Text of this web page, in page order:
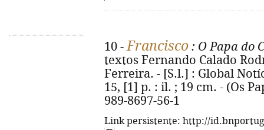
10 -Francisco : O Papa do
textos Fernando Calado
Ferreira. - [S.l.] : Global
15, [1] p. : il. ; 19 cm. - (Os
989-8697-56-1
Link persistente: http://